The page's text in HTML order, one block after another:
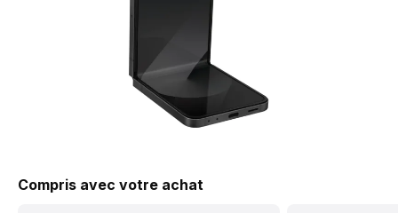
Compris avec votre achat